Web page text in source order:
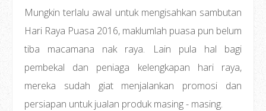
Mungkin terlalu awal untuk mengisahkan sambutan
Hari Raya Puasa 2016, maklumlah puasa pun belum
tiba macamana nak raya. Lain pula hal bagi
pembekal dan peniaga kelengkapan hari raya,
mereka sudah giat menjalankan promosi dan
persiapan untuk jualan produk masing - masing.